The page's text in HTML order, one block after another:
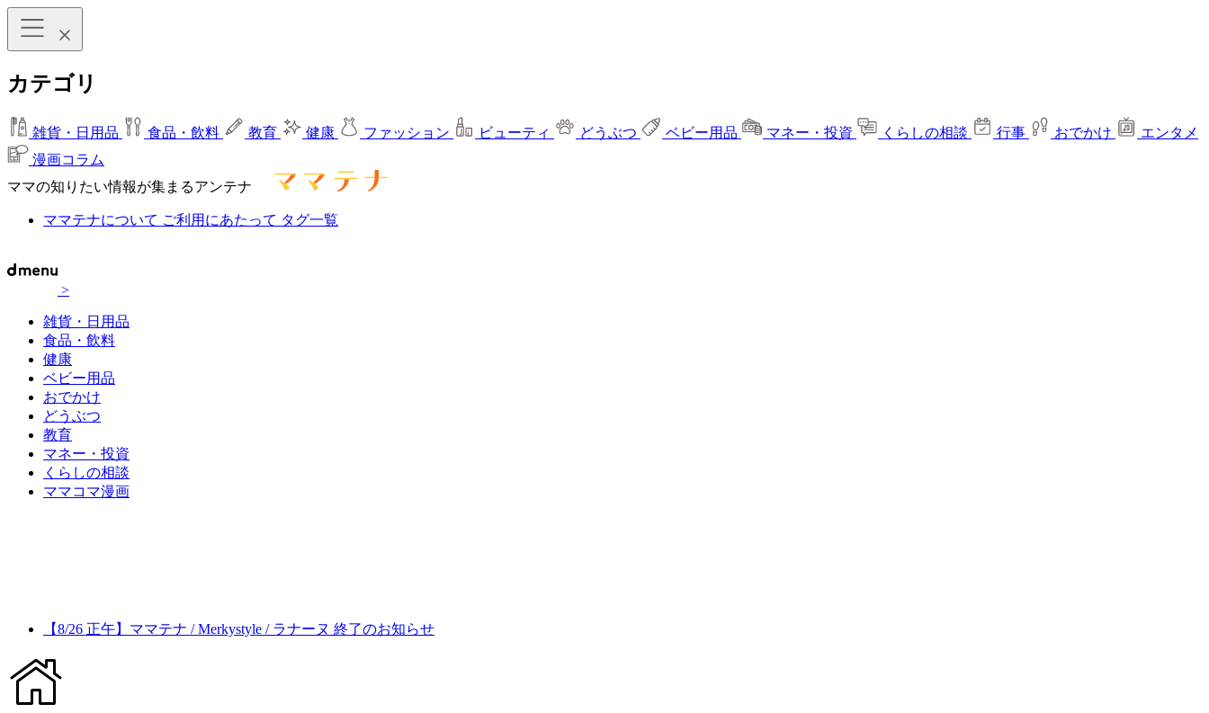
カテゴリ
雑貨・日用品 食品・飲料 教育 健康 ファッション ビューティ どうぶつ ベビー用品 マネー・投資 くらしの相談 行事 おでかけ
エンタメ
漫画コラム
ママの知りたい情報が集まるアンテナ
ママテナについて ご利用にあたって タグ一覧
>
雑貨・日用品
食品・飲料
健康
ベビー用品
おでかけ
どうぶつ
教育
マネー・投資
くらしの相談
ママコマ漫画
【8/26 正午】ママテナ / Merkystyle / ラナーヌ 終了のお知らせ